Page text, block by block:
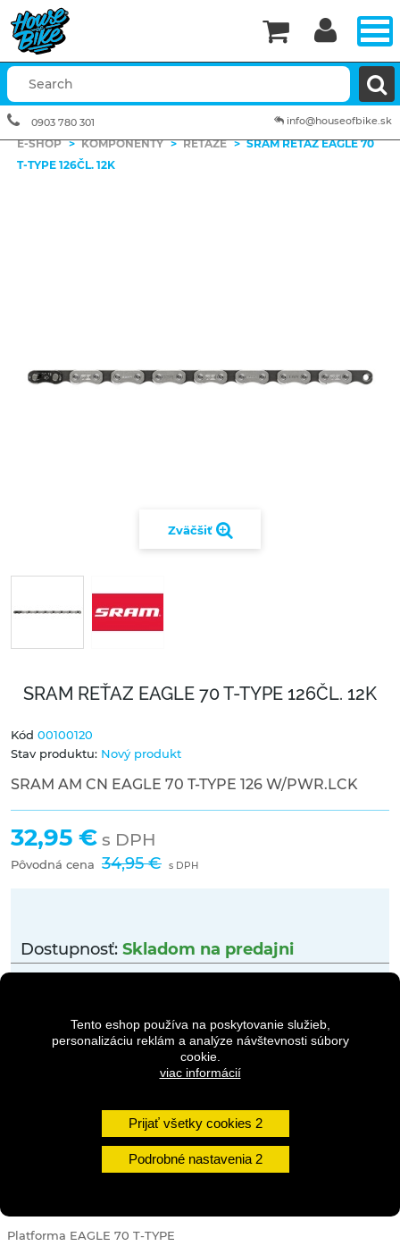
Tento eshop používa na poskytovanie služieb,
personalizáciu reklám a analýze návštevnosti súbory
cookie.
viac informácií
Prijať všetky cookies
Podrobné nastavenia
E-SHOP > KOMPONENTY > REŤAZE > SRAM REŤAZ EAGLE 70
T-TYPE 126ČL. 12K
Zväčšiť
SRAM REŤAZ EAGLE 70 T-TYPE 126ČL. 12K
Kód 00100120
Stav produktu: Nový produkt
SRAM AM CN EAGLE 70 T-TYPE 126 W/PWR.LCK
32,95 € s DPH
Pôvodná cena 34,95 € s DPH
Dostupnosť: Skladom na predajni
DO KOŠÍKA
DETAILY
Platforma EAGLE 70 T-TYPE


info@houseofbike.sk
0903 780 301